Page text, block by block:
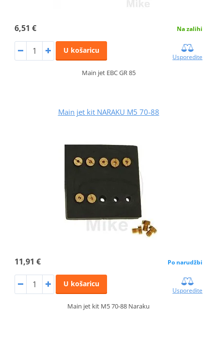
6,51 € Na zalihi
U košaricu
Usporedite
Main jet EBC GR 85
Main jet kit NARAKU M5 70-88
11,91 € Po narudžbi
U košaricu
Usporedite
Main jet kit M5 70-88 Naraku